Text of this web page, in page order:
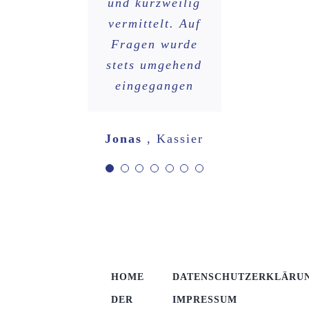
und kurzweilig
vermittelt. Auf
Fragen wurde
stets umgehend
eingegangen
Jonas ,Kassier
trockenen
Inhalt auch
sehr
kurzweilig ;)
auch sehr
kompetent
beantwortet
wurden.
des Vortrages
Christian
HOME
DER IMPRESSUM